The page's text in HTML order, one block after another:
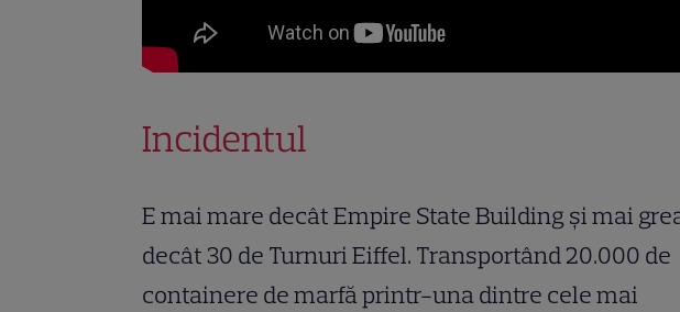
Incidentul
E mai mare decât Empire State Building și mai
decât 30 de Turnuri Eiffel. Transportând 20.000 de
containere de marfă printr-una dintre cele mai